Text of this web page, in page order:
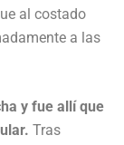
al costado
a las
y fue allí que
Tras